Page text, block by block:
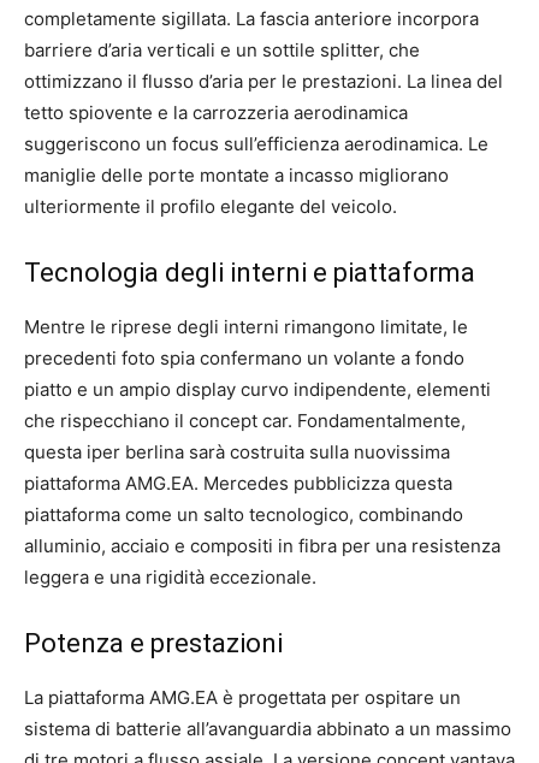
completamente sigillata. La fascia anteriore incorpora
barriere d’aria verticali e un sottile splitter, che
ottimizzano il flusso d’aria per le prestazioni. La linea del
tetto spiovente e la carrozzeria aerodinamica
suggeriscono un focus sull’efficienza aerodinamica. Le
maniglie delle porte montate a incasso migliorano
ulteriormente il profilo elegante del veicolo.
Tecnologia degli interni e piattaforma
Mentre le riprese degli interni rimangono limitate, le
precedenti foto spia confermano un volante a fondo
piatto e un ampio display curvo indipendente, elementi
che rispecchiano il concept car. Fondamentalmente,
questa iper berlina sarà costruita sulla nuovissima
piattaforma AMG.EA. Mercedes pubblicizza questa
piattaforma come un salto tecnologico, combinando
alluminio, acciaio e compositi in fibra per una resistenza
leggera e una rigidità eccezionale.
Potenza e prestazioni
La piattaforma AMG.EA è progettata per ospitare un
sistema di batterie all’avanguardia abbinato a un massimo